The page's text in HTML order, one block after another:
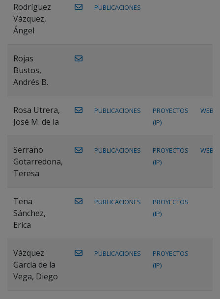
Rodríguez
Vázquez,
Ángel
PUBLICACIONES
Rojas
Bustos,
Andrés B.
Rosa Utrera,
José M. de la
PUBLICACIONES
PROYECTOS
(IP)
WEB
Serrano
Gotarredona,
Teresa
PUBLICACIONES
PROYECTOS
(IP)
WEB
Tena
Sánchez,
Erica
PUBLICACIONES
PROYECTOS
(IP)
Vázquez
García de la
Vega, Diego
PUBLICACIONES
PROYECTOS
(IP)